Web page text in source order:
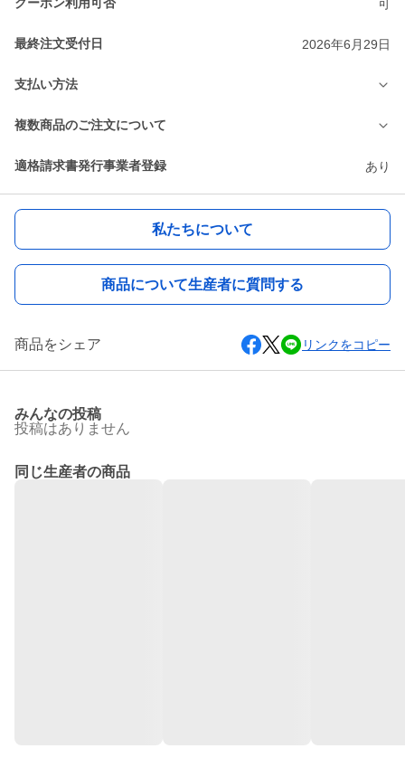
可
最終注文受付日 2026年6月29日
支払い方法
複数商品のご注文について
適格請求書発行事業者登録 あり
私たちについて
商品について生産者に質問する
商品をシェア リンクをコピー
みんなの投稿
投稿はありません
同じ生産者の商品